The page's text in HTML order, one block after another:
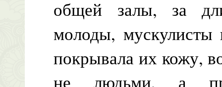
общей залы, за
молоды,
покрывала их кожу,
не людьми, а